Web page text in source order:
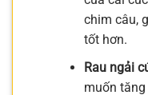
chim câu,
tốt hơn.
Rau ngải
muốn